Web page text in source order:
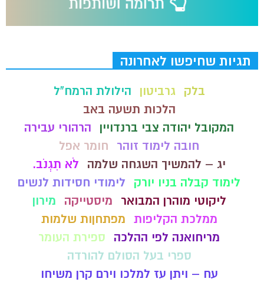
תגיות שחיפשו לאחרונה
בלק גרביטון
הילולת הרמח"ל
הלכות תשעה באב
המקובל יהודה צבי ברנדויין
הרהורי עבירה
חובה לימוד זוהר
חומר אפל
יג – להמשיך השגחה שלמה
לֹא תִגְנֹב.
לימוד קבלה בניו יורק
לימודי חסידות לנשים
ליקוטי מוהרן המבואר
מיסטייקה
מירון
ממלכת הקליפות מפתחןות שלמות
מריחואנה לפי ההלכה
ספירת העומר
ספרי בעל הסולם להורדה
עח – ויתן עז למלכו וירם קרן משיחו